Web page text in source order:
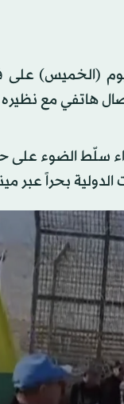
(الخميس) على
هاتفي مع نظيره
سلّط الضوء على
بحراً عبر